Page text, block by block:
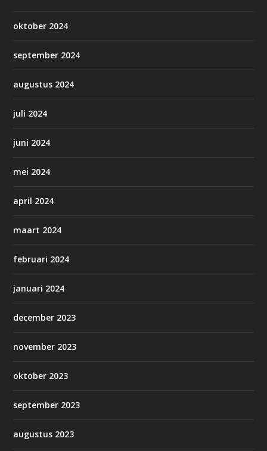
oktober 2024
september 2024
augustus 2024
juli 2024
juni 2024
mei 2024
april 2024
maart 2024
februari 2024
januari 2024
december 2023
november 2023
oktober 2023
september 2023
augustus 2023